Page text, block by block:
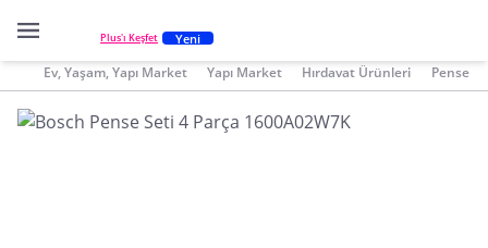
Plus'ı Keşfet Yeni
Ev, Yaşam, Yapı Market Yapı Market Hırdavat Ürünleri Pense